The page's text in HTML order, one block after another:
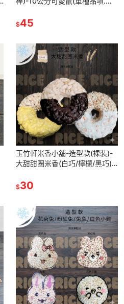
$45
玉竹軒米香小舖-造型款(裸裝)-
大甜甜圈米香(白巧/檸檬/黑巧)
$30